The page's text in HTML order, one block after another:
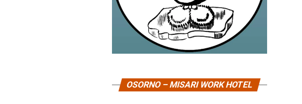
OSORNO – MISARI WORK HOTEL